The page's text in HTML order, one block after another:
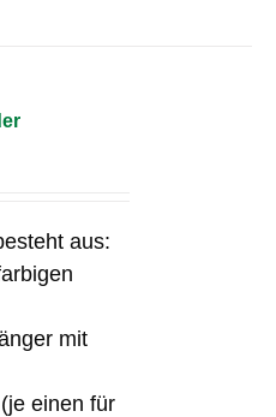
aus:
mit
einen für